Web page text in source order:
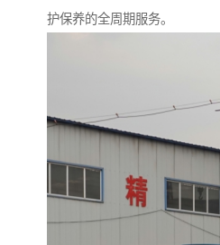
护保养的全周期服务。